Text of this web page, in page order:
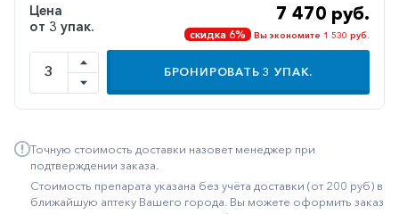
Метаболизм
Минеральный
обмен
Наружные
Неврологические
Остеопороз
Цена
от 3 упак.
7 470 руб.
скидка 6% Вы экономите 1 530 руб.
БРОНИРОВАТЬ3 УПАК.
Точную стоимость доставки назовет менеджер при
подтверждении заказа.
Стоимость препарата указана без учёта доставки (от 200 руб) в
ближайшую аптеку Вашего города. Вы можете оформить заказ